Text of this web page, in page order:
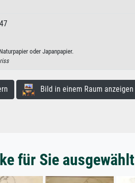
oder Japanpapier.
Bild in einem Raum anzeigen
für Sie ausgewählt